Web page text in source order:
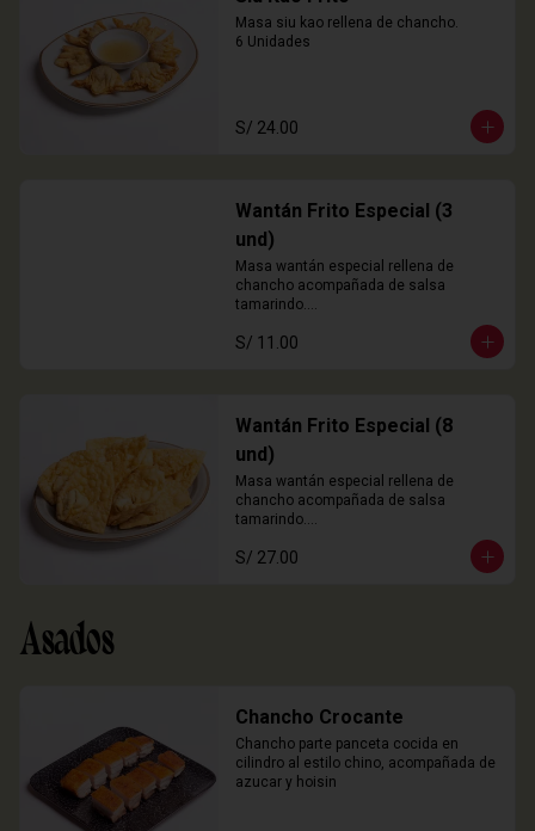
Masa siu kao rellena de chancho.
6 Unidades
S/ 24.00
Wantán Frito Especial (3
und)
Masa wantán especial rellena de
chancho acompañada de salsa
tamarindo.
S/ 11.00
Wantán Frito Especial (8
und)
Masa wantán especial rellena de
chancho acompañada de salsa
tamarindo.
S/ 27.00
Asados
Chancho Crocante
Chancho parte panceta cocida en
cilindro al estilo chino, acompañada de
azucar y hoisin